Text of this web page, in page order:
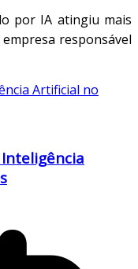
por IA atingiu mais
responsável